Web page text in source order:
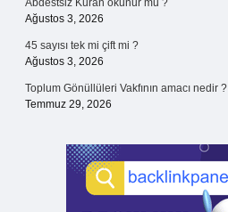
Abdestsiz Kuran okunur mu ?
Ağustos 3, 2026
45 sayısı tek mi çift mi ?
Ağustos 3, 2026
Toplum Gönüllüleri Vakfının amacı nedir ?
Temmuz 29, 2026